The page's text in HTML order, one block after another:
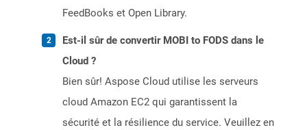
FeedBooks et Open Library.
Est-il sûr de convertir MOBI to FODS dans le
Cloud ?
Bien sûr! Aspose Cloud utilise les serveurs
cloud Amazon EC2 qui garantissent la
sécurité et la résilience du service. Veuillez en